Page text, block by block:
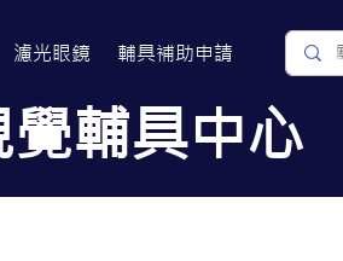
濾光眼鏡 ​輔具補助申請
輔具中心